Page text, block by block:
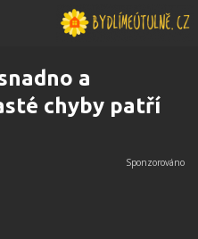
a
chyby patří